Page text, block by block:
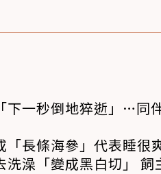
下一秒倒地猝逝」…同
「長條海參」代表睡很
洗澡「變成黑白切」